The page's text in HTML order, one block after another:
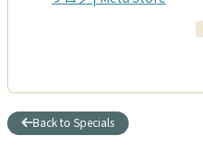
Back to Specials